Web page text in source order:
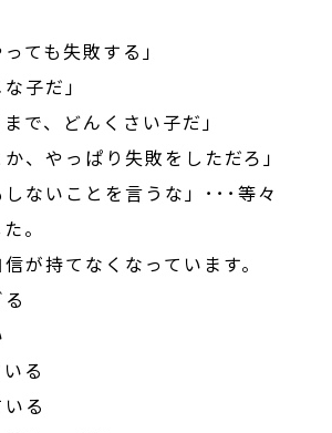
ても失敗する」
子だ」
で、どんくさい子だ」
か、やっぱり失敗をしただろ」
しないことを言うな」･･･等々
。
が持てなくなっています。
る
る